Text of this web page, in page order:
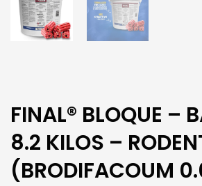
FINAL® BLOQUE –
8.2 KILOS –
(BRODIFACOUM